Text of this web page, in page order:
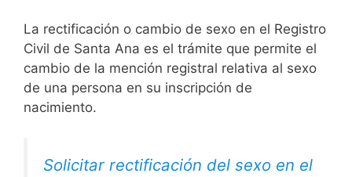
La rectificación o cambio de sexo en el Registro
Civil de Santa Ana es el trámite que permite el
cambio de la mención registral relativa al sexo
de una persona en su inscripción de
nacimiento.
Solicitar rectificación del sexo en el